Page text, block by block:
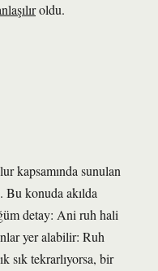
oldu.
kapsamında sunulan
Bu konuda akılda
detay: Ani ruh hali
yer alabilir: Ruh
sık tekrarlıyorsa, bir